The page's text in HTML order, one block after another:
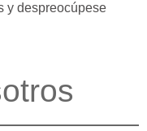
y despreocúpese